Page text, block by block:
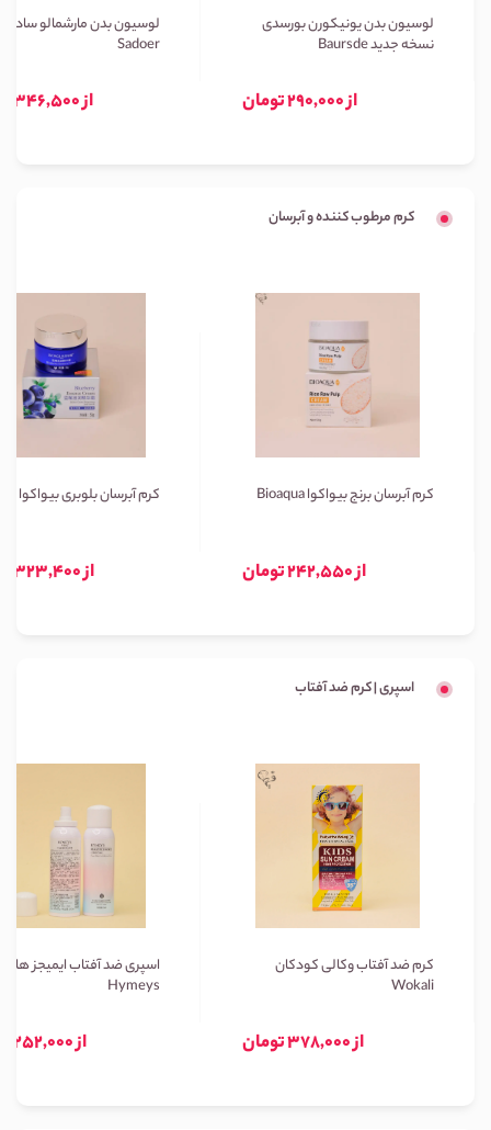
لوسیون بدن یونیکورن بورسدی
نسخه جدید Baursde
از 290,000 تومان
لوسیون بدن مارشمالو سادور
Sadoer
از 346,500 تومان
کرم مرطوب کننده و آبرسان
کرم آبرسان برنج بیواکوا Bioaqua
از 242,550 تومان
کرم آبرسان بلوبری بیواکوا Bioaqua
از 323,400 تومان
اسپری | کرم ضد آفتاب
کرم ضد آفتاب وکالی کودکان
Wokali
از 378,000 تومان
اسپری ضد آفتاب ایمیجز
Hymeys
از 252,000 تومان